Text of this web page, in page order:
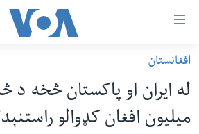
رسي
وړ
اتصالات
افغانستان
سیمه
افغانستان
له ایران او پاکستان څخه د
میلیون افغان کډوالو